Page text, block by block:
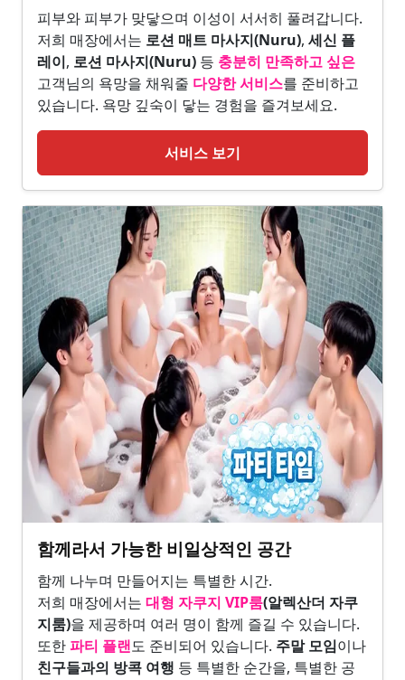
피부와 피부가 맞닿으며 이성이 서서히 풀려갑니다.
저희 매장에서는 로션 매트 마사지(Nuru), 세신 플
레이, 로션 마사지(Nuru) 등 충분히 만족하고 싶은
고객님의 욕망을 채워줄 다양한 서비스를 준비하고
있습니다. 욕망 깊숙이 닿는 경험을 즐겨보세요.
서비스 보기
함께라서 가능한 비일상적인 공간
함께 나누며 만들어지는 특별한 시간.
저희 매장에서는 대형 자쿠지 VIP룸(알렉산더 자쿠
지룸)을 제공하며 여러 명이 함께 즐길 수 있습니다.
또한파티 플랜도 준비되어 있습니다. 주말 모임이나
친구들과의 방콕 여행 등 특별한 순간을, 특별한 공